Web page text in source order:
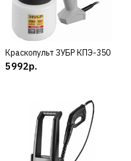
КУПИТЬ
ДОБАВИТЬ К СРАВНЕНИЮ
ДОБАВИТЬ В ПОЖЕЛАНИЯ
36378р.
КУПИТЬ
Краскопульт ЗУБР КПЭ-350
5992р.